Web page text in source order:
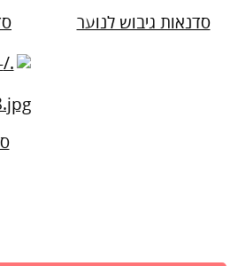
סדנאות גיבוש לנוער